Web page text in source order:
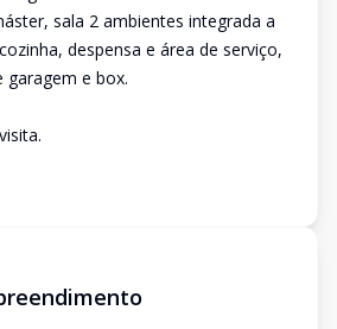
sala 2 ambientes integrada a
despensa e área de serviço,
garagem e box.